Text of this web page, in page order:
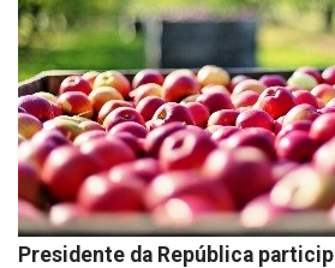
Presidente da República